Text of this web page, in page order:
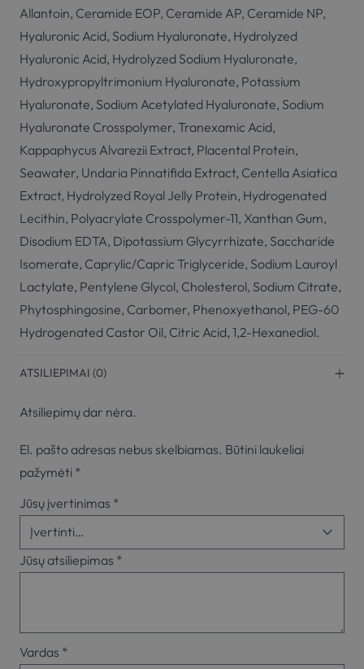
Allantoin, Ceramide EOP, Ceramide AP, Ceramide NP,
Hyaluronic Acid, Sodium Hyaluronate, Hydrolyzed
Hyaluronic Acid, Hydrolyzed Sodium Hyaluronate,
Hydroxypropyltrimonium Hyaluronate, Potassium
Hyaluronate, Sodium Acetylated Hyaluronate, Sodium
Hyaluronate Crosspolymer, Tranexamic Acid,
Kappaphycus Alvarezii Extract, Placental Protein,
Seawater, Undaria Pinnatifida Extract, Centella Asiatica
Extract, Hydrolyzed Royal Jelly Protein, Hydrogenated
Lecithin, Polyacrylate Crosspolymer-11, Xanthan Gum,
Disodium EDTA, Dipotassium Glycyrrhizate, Saccharide
Isomerate, Caprylic/Capric Triglyceride, Sodium Lauroyl
Lactylate, Pentylene Glycol, Cholesterol, Sodium Citrate,
Phytosphingosine, Carbomer, Phenoxyethanol, PEG-60
Hydrogenated Castor Oil, Citric Acid, 1,2-Hexanediol.
ATSILIEPIMAI (0)
Atsiliepimų dar nėra.
El. pašto adresas nebus skelbiamas. Būtini laukeliai
pažymėti*
Jūsų įvertinimas *
Jūsų atsiliepimas *
Vardas *